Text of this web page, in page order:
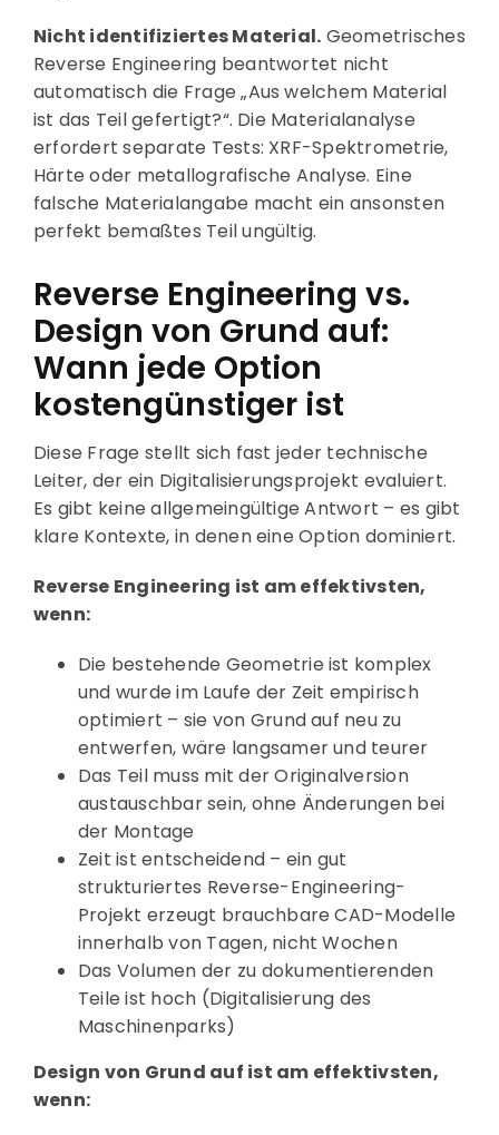
Nicht identifiziertes Material. Geometrisches
Reverse Engineering beantwortet nicht
automatisch die Frage „Aus welchem Material
ist das Teil gefertigt?“. Die Materialanalyse
erfordert separate Tests: XRF-Spektrometrie,
Härte oder metallografische Analyse. Eine
falsche Materialangabe macht ein ansonsten
perfekt bemaßtes Teil ungültig.
Reverse Engineering vs.
Design von Grund auf:
Wann jede Option
kostengünstiger ist
Diese Frage stellt sich fast jeder technische
Leiter, der ein Digitalisierungsprojekt evaluiert.
Es gibt keine allgemeingültige Antwort – es gibt
klare Kontexte, in denen eine Option dominiert.
Reverse Engineering ist am effektivsten,
wenn:
Die bestehende Geometrie ist komplex
und wurde im Laufe der Zeit empirisch
optimiert – sie von Grund auf neu zu
entwerfen, wäre langsamer und teurer
Das Teil muss mit der Originalversion
austauschbar sein, ohne Änderungen bei
der Montage
Zeit ist entscheidend – ein gut
strukturiertes Reverse-Engineering-
Projekt erzeugt brauchbare CAD-Modelle
innerhalb von Tagen, nicht Wochen
Das Volumen der zu dokumentierenden
Teile ist hoch (Digitalisierung des
Maschinenparks)
Design von Grund auf ist am effektivsten,
wenn: